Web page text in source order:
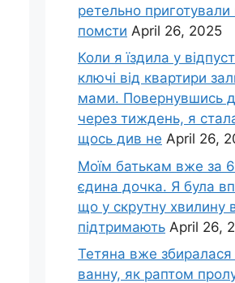
ретельно приготували
помсти April 26, 2025
Коли я їздила у
ключі від квартири
мами. Повернувшись
через тиждень, я
щось див не April 26,
Моїм батькам вже за
єдина дочка. Я була
що у скрутну хвилину
підтримають April 26,
Тетяна вже збиралася
ванну, як раптом